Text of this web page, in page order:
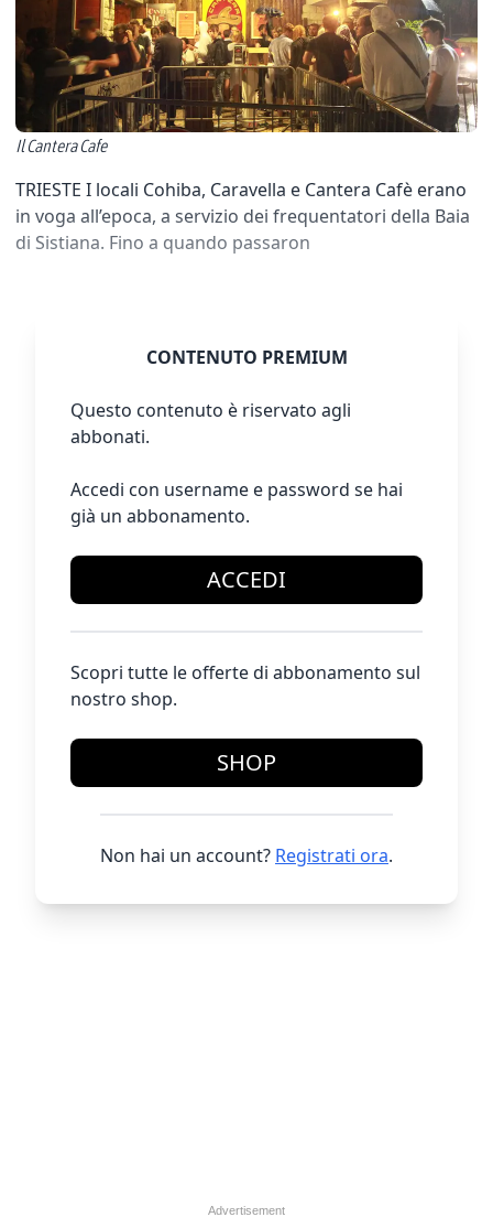
Il Cantera Cafe
TRIESTE I locali Cohiba, Caravella e Cantera Cafè erano
in voga all’epoca, a servizio dei frequentatori della Baia
di Sistiana. Fino a quando passaron
CONTENUTO PREMIUM
Questo contenuto è riservato agli
abbonati.
Accedi con username e password se hai
già un abbonamento.
ACCEDI
Scopri tutte le offerte di abbonamento sul
nostro shop.
SHOP
Non hai un account? Registrati ora.